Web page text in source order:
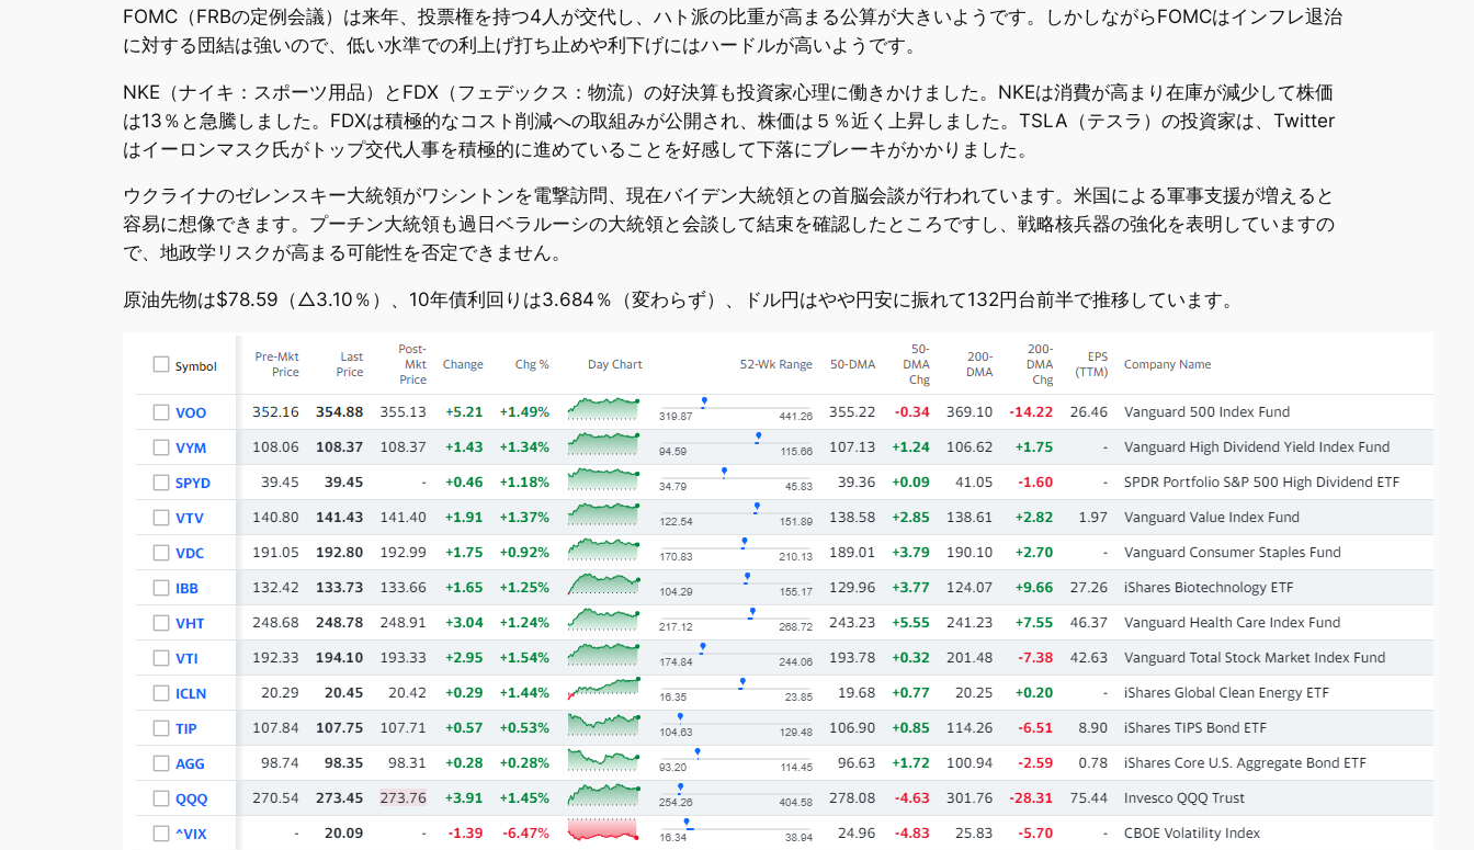
FOMC（FRBの定例会議）は来年、投票権を持つ4人が交代し、ハト派の比重が高まる公算が大きいようです。しかしながらFOMCはインフレ退治
に対する団結は強いので、低い水準での利上げ打ち止めや利下げにはハードルが高いようです。
NKE（ナイキ：スポーツ用品）とFDX（フェデックス：物流）の好決算も投資家心理に働きかけました。NKEは消費が高まり在庫が減少して株価
は13％と急騰しました。FDXは積極的なコスト削減への取組みが公開され、株価は５％近く上昇しました。TSLA（テスラ）の投資家は、Twitter
はイーロンマスク氏がトップ交代人事を積極的に進めていることを好感して下落にブレーキがかかりました。
ウクライナのゼレンスキー大統領がワシントンを電撃訪問、現在バイデン大統領との首脳会談が行われています。米国による軍事支援が増えると
容易に想像できます。プーチン大統領も過日ベラルーシの大統領と会談して結束を確認したところですし、戦略核兵器の強化を表明していますの
で、地政学リスクが高まる可能性を否定できません。
原油先物は$78.59（△3.10％）、10年債利回りは3.684％（変わらず）、ドル円はやや円安に振れて132円台前半で推移しています。